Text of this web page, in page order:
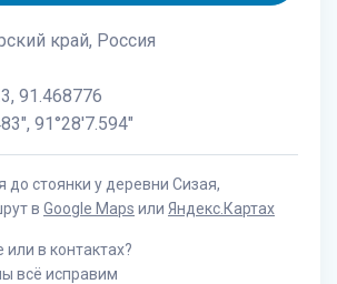
край, Россия
91.468776
91°28'7.594"
до стоянки у деревни Сизая,
в Google Maps или Яндекс.Картах
в контактах?
всё исправим